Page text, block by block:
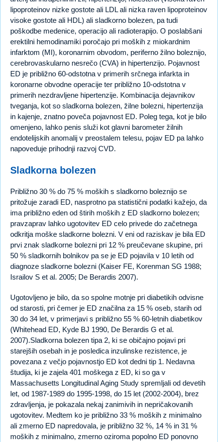
lipoproteinov nizke gostote ali LDL ali nizka raven lipoproteinov
visoke gostote ali HDL) ali sladkorno bolezen, pa tudi
poškodbe medenice, operacijo ali radioterapijo. O poslabšani
erektilni hemodinamiki poročajo pri moških z miokardnim
infarktom (MI), koronarnim obvodom, periferno žilno boleznijo,
cerebrovaskularno nesrečo (CVA) in hipertenzijo. Pojavnost
ED je približno 60-odstotna v primerih srčnega infarkta in
koronarne obvodne operacije ter približno 10-odstotna v
primerih nezdravljene hipertenzije. Kombinacija dejavnikov
tveganja, kot so sladkorna bolezen, žilne bolezni, hipertenzija
in kajenje, znatno poveča pojavnost ED. Poleg tega, kot je bilo
omenjeno, lahko penis služi kot glavni barometer žilnih
endotelijskih anomalij v preostalem telesu, pojav ED pa lahko
napoveduje prihodnji razvoj CVD.
Sladkorna bolezen
Približno 30 % do 75 % moških s sladkorno boleznijo se
pritožuje zaradi ED, nasprotno pa statistični podatki kažejo, da
ima približno eden od štirih moških z ED sladkorno bolezen;
pravzaprav lahko ugotovitev ED celo privede do začetnega
odkritja moške sladkorne bolezni. V eni od raziskav je bila ED
prvi znak sladkorne bolezni pri 12 % preučevane skupine, pri
50 % sladkornih bolnikov pa se je ED pojavila v 10 letih od
diagnoze sladkorne bolezni (Kaiser FE, Korenman SG 1988;
Israilov S et al. 2005; De Berardis 2007).
Ugotovljeno je bilo, da so spolne motnje pri diabetikih odvisne
od starosti, pri čemer je ED značilna za 15 % oseb, starih od
30 do 34 let, v primerjavi s približno 55 % 60-letnih diabetikov
(Whitehead ED, Kyde BJ 1990, De Berardis G et al.
2007).Sladkorna bolezen tipa 2, ki se običajno pojavi pri
starejših osebah in je posledica inzulinske rezistence, je
povezana z večjo pojavnostjo ED kot dedni tip 1. Nedavna
študija, ki je zajela 401 moškega z ED, ki so ga v
Massachusetts Longitudinal Aging Study spremljali od devetih
let, od 1987-1989 do 1995-1998, do 15 let (2002-2004), brez
zdravljenja, je pokazala nekaj zanimivih in nepričakovanih
ugotovitev. Medtem ko je približno 33 % moških z minimalno
ali zmerno ED napredovala, je približno 32 %, 14 % in 31 %
moških z minimalno, zmerno oziroma popolno ED ponovno